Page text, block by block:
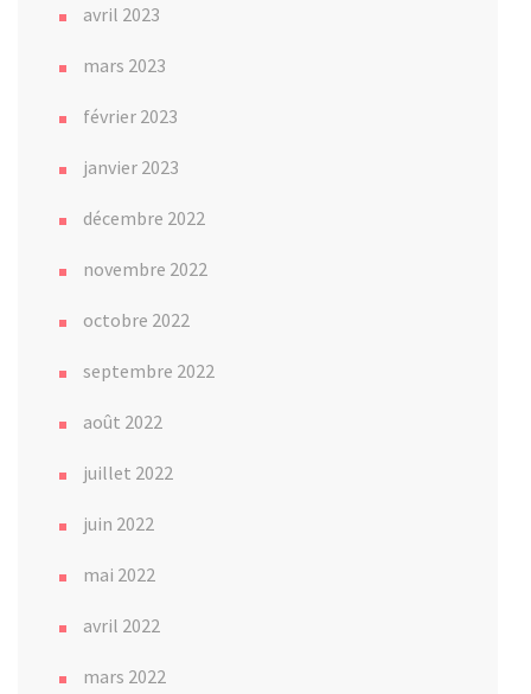
avril 2023
mars 2023
février 2023
janvier 2023
décembre 2022
novembre 2022
octobre 2022
septembre 2022
août 2022
juillet 2022
juin 2022
mai 2022
avril 2022
mars 2022